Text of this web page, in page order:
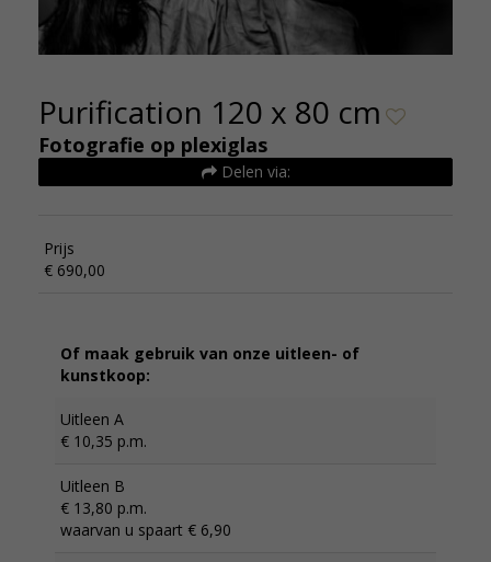
Purification 120 x 80 cm
Fotografie op plexiglas
Delen via:
Prijs
€ 690,00
Of maak gebruik van onze uitleen- of
kunstkoop:
Uitleen A
€ 10,35 p.m.
Uitleen B
€ 13,80 p.m.
waarvan u spaart € 6,90